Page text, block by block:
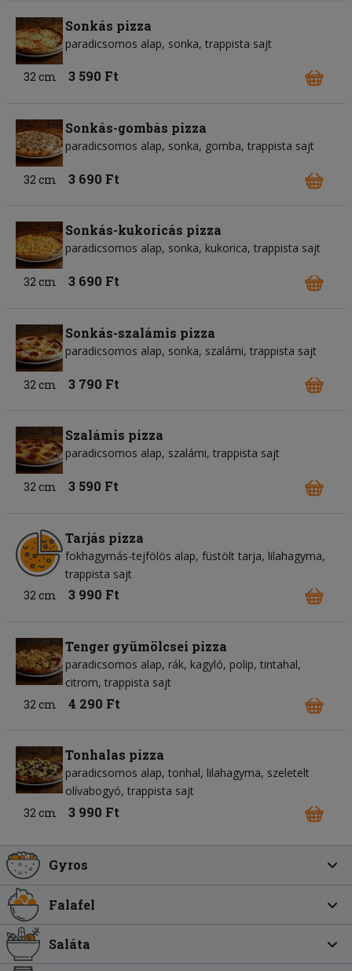
Sonkás pizza
paradicsomos alap sonka trappista sajt
32 cm 3 590 Ft
Sonkás-gombás pizza
paradicsomos alap sonka gomba trappista sajt
32 cm 3 690 Ft
Sonkás-kukoricás pizza
paradicsomos alap sonka kukorica trappista sajt
32 cm 3 690 Ft
Sonkás-szalámis pizza
paradicsomos alap sonka szalámi trappista sajt
32 cm 3 790 Ft
Szalámis pizza
paradicsomos alap szalámi trappista sajt
32 cm 3 590 Ft
Tarjás pizza
fokhagymás-tejfölös alap füstölt tarja lilahagyma
trappista sajt
32 cm
3 990 Ft
Tenger gyümölcsei pizza
paradicsomos alap rák kagyló polip tintahal
citrom trappista sajt
32 cm
4 290 Ft
Tonhalas pizza
paradicsomos alap tonhal lilahagyma szeletelt
olívabogyó trappista sajt
32 cm
3 990 Ft
Gyros
Falafel
Saláta